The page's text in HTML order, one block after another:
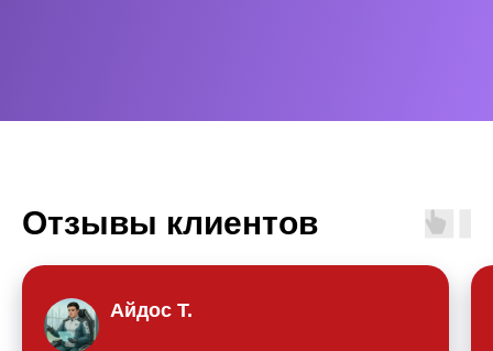
Отзывы клиентов
Айдос Т.